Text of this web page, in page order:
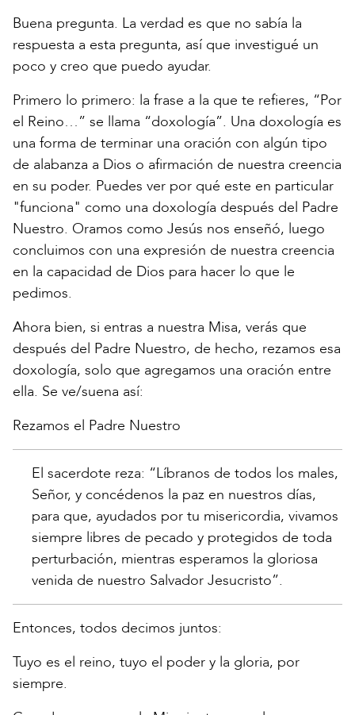
Buena pregunta. La verdad es que no sabía la
respuesta a esta pregunta, así que investigué un
poco y creo que puedo ayudar.
Primero lo primero: la frase a la que te refieres, “Por
el Reino…” se llama “doxología”. Una doxología es
una forma de terminar una oración con algún tipo
de alabanza a Dios o afirmación de nuestra creencia
en su poder. Puedes ver por qué este en particular
"funciona" como una doxología después del Padre
Nuestro. Oramos como Jesús nos enseñó, luego
concluimos con una expresión de nuestra creencia
en la capacidad de Dios para hacer lo que le
pedimos.
Ahora bien, si entras a nuestra Misa, verás que
después del Padre Nuestro, de hecho, rezamos esa
doxología, solo que agregamos una oración entre
ella. Se ve/suena así:
Rezamos el Padre Nuestro
El sacerdote reza: “Líbranos de todos los males,
Señor, y concédenos la paz en nuestros días,
para que, ayudados por tu misericordia, vivamos
siempre libres de pecado y protegidos de toda
perturbación, mientras esperamos la gloriosa
venida de nuestro Salvador Jesucristo”.
Entonces, todos decimos juntos:
Tuyo es el reino, tuyo el poder y la gloria, por
siempre.